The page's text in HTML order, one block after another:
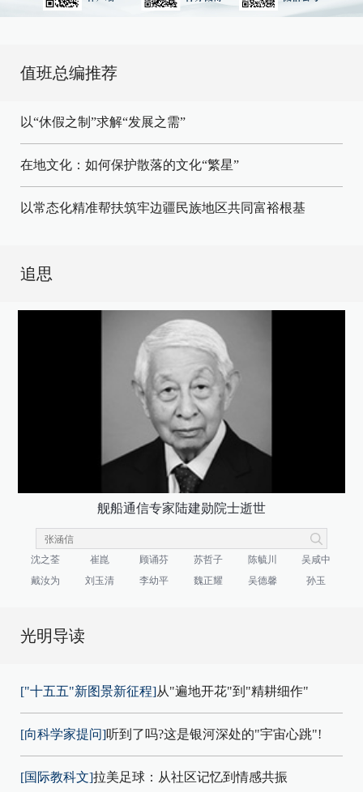
值班总编推荐
以“休假之制”求解“发展之需”
在地文化：如何保护散落的文化“繁星”
以常态化精准帮扶筑牢边疆民族地区共同富裕根基
追思
舰船通信专家陆建勋院士逝世
沈之荃 崔崑 顾诵芬 苏哲子 陈毓川
吴咸中
戴汝为
刘玉清 李幼平 魏正耀 吴德馨 孙玉
光明导读
["十五五"新图景新征程]从"遍地开花"到"精耕细作"
[向科学家提问]听到了吗?这是银河深处的"宇宙心跳"!
[国际教科文]拉美足球：从社区记忆到情感共振